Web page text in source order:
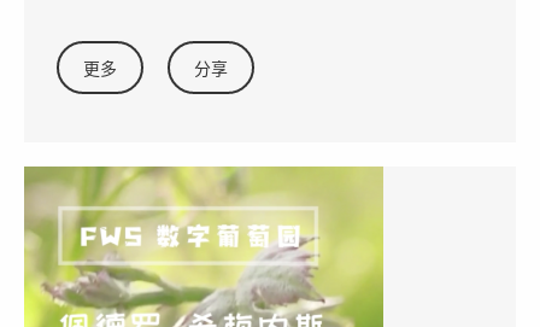
更多 分享